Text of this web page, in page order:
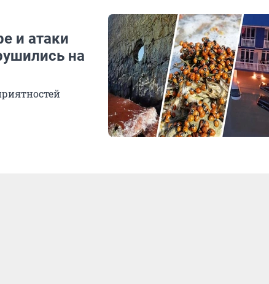
и атаки
на